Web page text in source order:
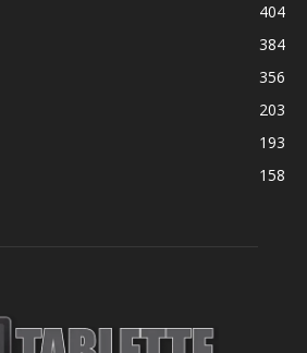
404
384
356
203
193
158